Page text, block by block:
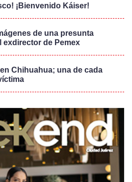
¡Bienvenido Káiser!
de una presunta
exdirector de Pemex
Chihuahua; una de cada